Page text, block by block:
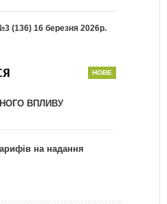
(136) 16 березня 2026р.
ВПЛИВУ
на надання